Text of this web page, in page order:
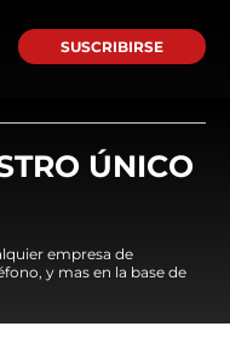
SUSCRIBIRSE
ÚNICO
empresa de
y mas en la base de